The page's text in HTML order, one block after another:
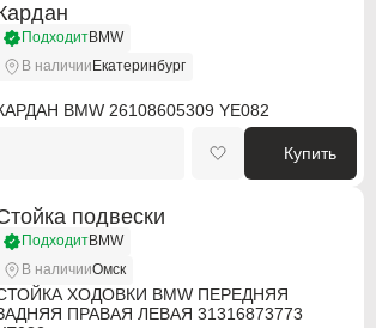
В наличии Екатеринбург
ПодходитBMW
BMW 26108605309 YE082
Купить
подвески
В наличииОмск
ПодходитBMW
ХОДОВКИ BMW ПЕРЕДНЯЯ
ПРАВАЯ ЛЕВАЯ 31316873773
Automobiles
Professional
Automobiles
Professional